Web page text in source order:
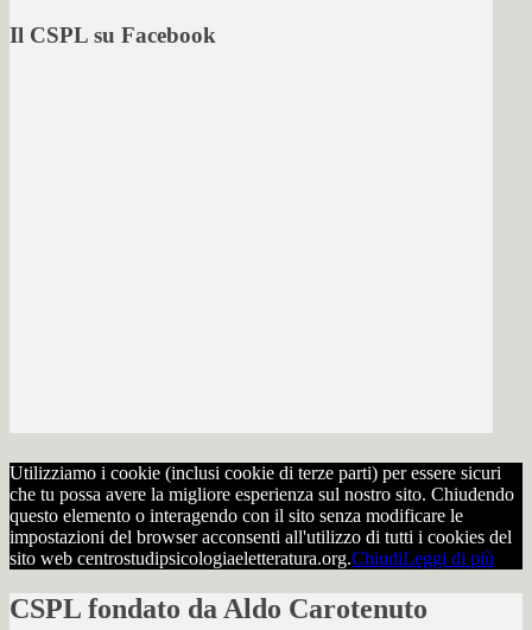
Il CSPL su Facebook
Utilizziamo i cookie (inclusi cookie di terze parti) per essere sicuri
che tu possa avere la migliore esperienza sul nostro sito. Chiudendo
questo elemento o interagendo con il sito senza modificare le
impostazioni del browser acconsenti all'utilizzo di tutti i cookies del
sito web centrostudipsicologiaeletteratura.org.ChiudiLeggi di più
CSPL fondato da Aldo Carotenuto